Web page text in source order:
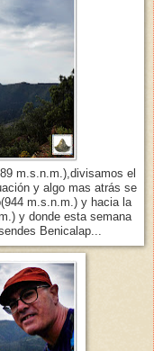
m.s.n.m.),divisamos el
y algo mas atrás se
m.s.n.m.) y hacia la
y donde esta semana
Benicalap...